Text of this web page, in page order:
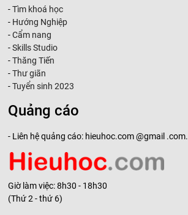
-Tìm khoá học
- Hướng Nghiệp
-Cẩm nang
-Skills Studio
-Thăng Tiến
-Thư giãn
-Tuyển sinh 2023
Quảng cáo
- Liên hệ quảng cáo: hieuhoc.com @gmail .com.
Giờ làm việc: 8h30 - 18h30
(Thứ 2 - thứ 6)